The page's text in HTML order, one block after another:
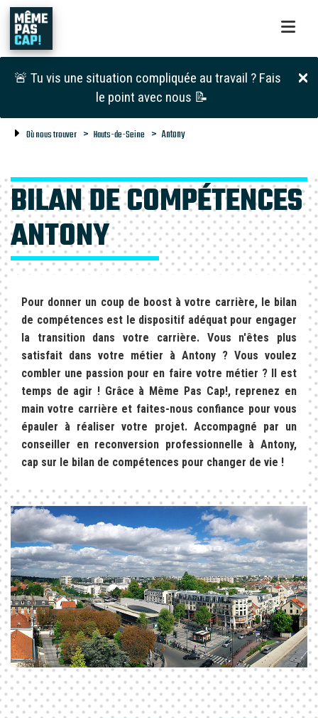
🚨 Tu vis une situation compliquée au travail ? Fais
le point avec nous 📝
Où nous trouver Hauts-de-Seine Antony
BILAN DE COMPÉTENCES
ANTONY
Pour donner un coup de boost à votre carrière, le bilan
de compétences est le dispositif adéquat pour engager
la transition dans votre carrière. Vous n'êtes plus
satisfait dans votre métier à Antony ? Vous voulez
combler une passion pour en faire votre métier ? Il est
temps de agir ! Grâce à Même Pas Cap!, reprenez en
main votre carrière et faites-nous confiance pour vous
épauler à réaliser votre projet. Accompagné par un
conseiller en reconversion professionnelle à Antony,
cap sur le bilan de compétences pour changer de vie !